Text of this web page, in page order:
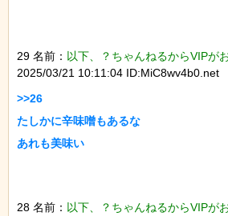
29 名前： 以下、？ちゃんねるからVIPが
2025/03/21 10:11:04 ID:MiC8wv4b0.net
>>26
たしかに辛味噌もあるな
あれも美味い
28 名前： 以下、？ちゃんねるからVIPが